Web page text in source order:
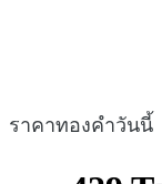
ราคาทองคำวันนี้